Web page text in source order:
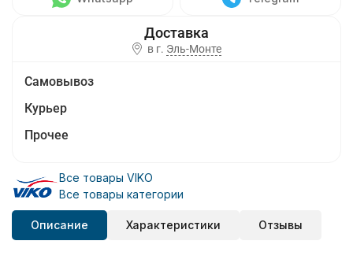
в г. Эль-Монте
Самовывоз
Курьер
Прочее
Все товары VIKO
Все товары категории
Описание Характеристики Отзывы